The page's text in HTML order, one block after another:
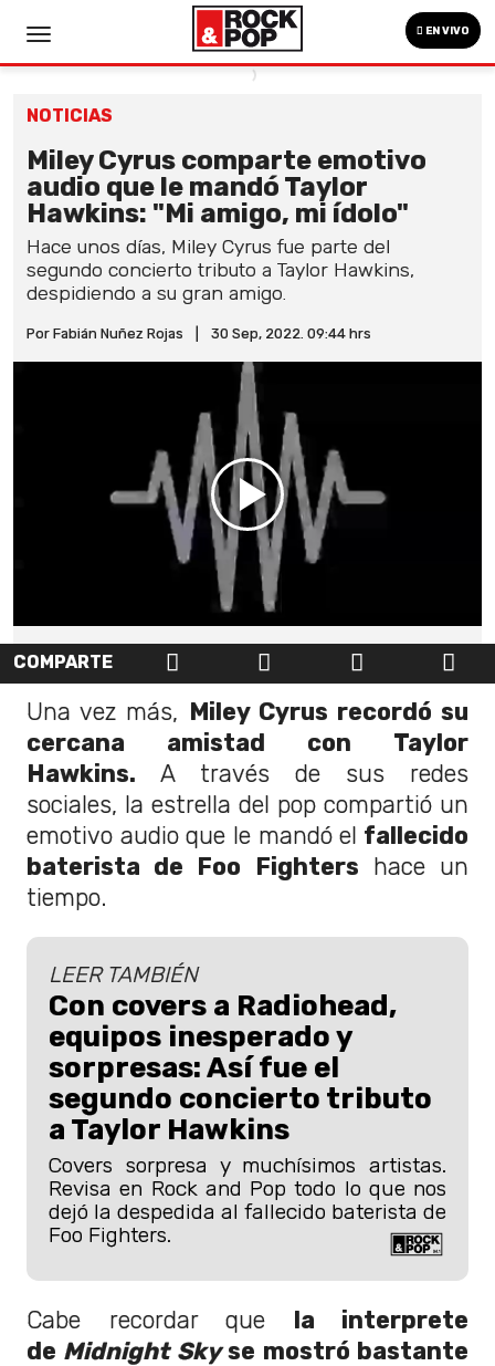
EN VIVO
NOTICIAS
Miley Cyrus comparte emotivo
audio que le mandó Taylor
Hawkins: "Mi amigo, mi ídolo"
Hace unos días, Miley Cyrus fue parte del
segundo concierto tributo a Taylor Hawkins,
despidiendo a su gran amigo.
Por Fabián Nuñez Rojas 30 Sep, 2022. 09:44 hrs
COMPARTE
Una vez más, Miley Cyrus recordó su
cercana amistad con Taylor
Hawkins. A través de sus redes
sociales, la estrella del pop compartió un
emotivo audio que le mandó el fallecido
baterista de Foo Fighters hace un
tiempo.
LEER TAMBIÉN
Con covers a Radiohead,
equipos inesperado y
sorpresas: Así fue el
segundo concierto tributo
a Taylor Hawkins
Covers sorpresa y muchísimos artistas.
Revisa en Rock and Pop todo lo que nos
dejó la despedida al fallecido baterista de
Foo Fighters.
Cabe recordar que la interprete
de Midnight Skyse mostró bastante